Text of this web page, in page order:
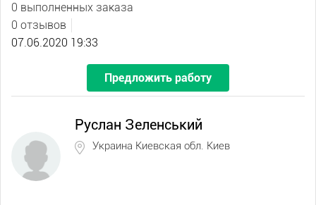
0 выполненных заказа
0 отзывов
07.06.2020 19:33
Предложить работу
Руслан Зеленський
Украина Киевская обл. Киев